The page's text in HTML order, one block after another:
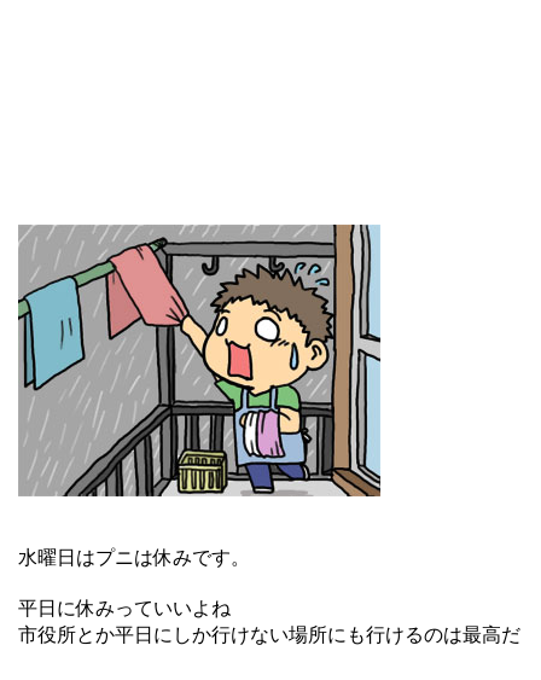
水曜日はプニは休みです。
平日に休みっていいよね
市役所とか平日にしか行けない場所にも行けるのは最高だ